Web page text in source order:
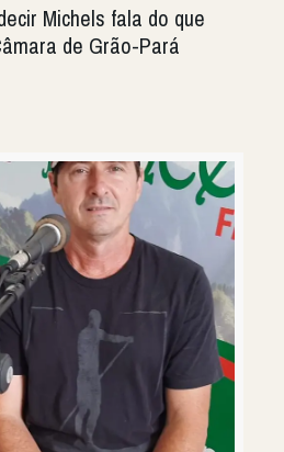
Michels fala do que
de Grão-Pará